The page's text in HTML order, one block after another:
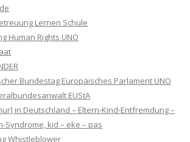
Lernen Schule
Human Rights UNO
Bundestag Europäisches Parlament UNO
EUStA
in Deutschland – Eltern-Kind-Entfremdung –
Syndrome, kid – eke – pas
Whistleblower